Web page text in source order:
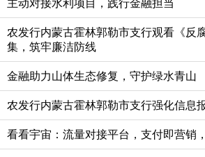
主动对接水利项目，践行金融担当
农发行内蒙古霍林郭勒市支行观看《反
集，筑牢廉洁防线
金融助力山体生态修复，守护绿水青山
农发行内蒙古霍林郭勒市支行强化信息
看看宇宙：流量对接平台，支付即营销